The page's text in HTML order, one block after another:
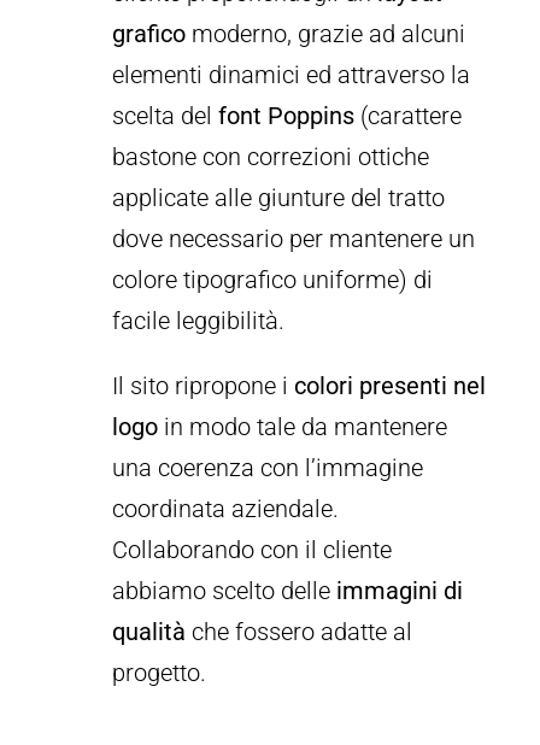
graficomoderno, grazie ad alcuni
elementi dinamici ed attraverso la
scelta del font Poppins(carattere
bastone con correzioni ottiche
applicate alle giunture del tratto
dove necessario per mantenere un
colore tipografico uniforme) di
facile leggibilità.
Il sito ripropone i colori presenti nel
logoin modo tale da mantenere
una coerenza con l’immagine
coordinata aziendale.
Collaborando con il cliente
abbiamo scelto delle immagini di
qualità che fossero adatte al
progetto.